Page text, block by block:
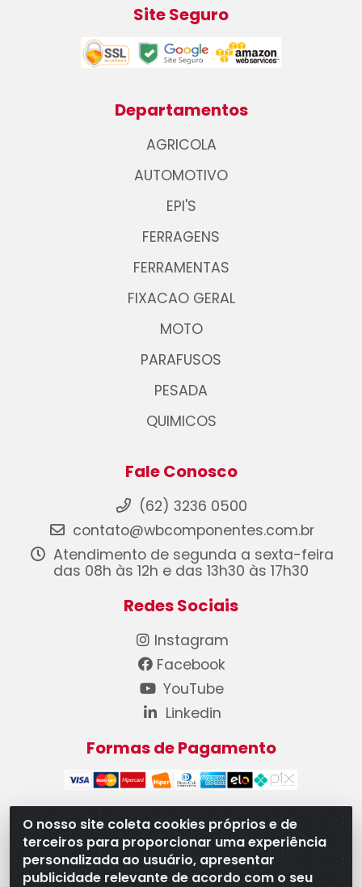
O nosso site coleta cookies próprios e de
terceiros para proporcionar uma experiência
personalizada ao usuário, apresentar
publicidade relevante de acordo com o seu
Site Seguro
Departamentos
AGRICOLA
AUTOMOTIVO
EPI'S
FERRAGENS
FERRAMENTAS
FIXACAO GERAL
MOTO
PARAFUSOS
PESADA
QUIMICOS
Fale Conosco
(62) 3236 0500
contato@wbcomponentes.com.br
Atendimento de segunda a sexta-feira
das 08h às 12h e das 13h30 às 17h30
Redes Sociais
Instagram
Facebook
YouTube
Linkedin
Formas de Pagamento
WB Componentes Automotivos LTDA - CNPJ
08.528.393/0001-12 - Rua do Níquel, 667 - Parque
Oeste Industrial, Goiânia/GO - CEP 74375-660